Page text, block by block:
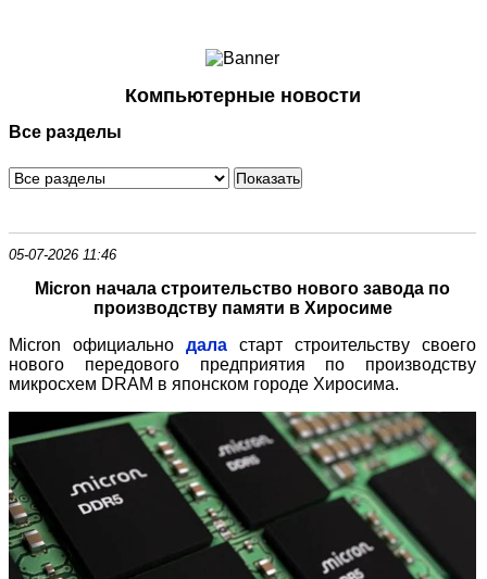
Смартфоны
Периферия
Программное обеспечение
Компьютерные новости
Все разделы
05-07-2026 11:46
Micron начала строительство нового завода по
производству памяти в Хиросиме
Micron официальнодала старт строительству своего
нового передового предприятия по производству
микросхем DRAM в японском городе Хиросима.